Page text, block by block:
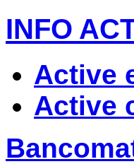
INFO
Active
Active